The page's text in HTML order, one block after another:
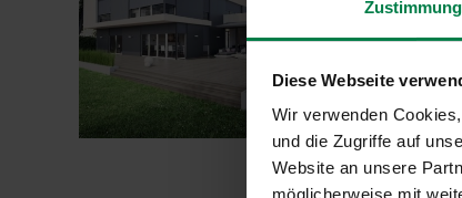
Zustimmung
Diese Webseite
Wir verwenden
und die Zugriffe auf
Website an unsere
Lassen Sie
Glasfronten
Rollladen oder
„Der
perfekte
Sonnenschutz
weiterlesen